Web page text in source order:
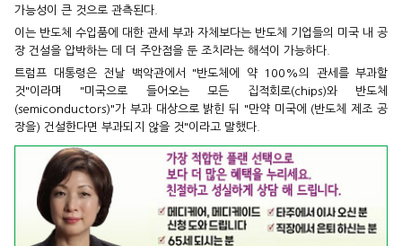
가능성이 큰 것으로 관측된다.
이는 반도체 수입품에 대한 관세 부과 자체보다는 반도체 기업들의 미국 내 공
장 건설을 압박하는 데 더 주안점을 둔 조치라는 해석이 가능하다.
트럼프 대통령은 전날 백악관에서 "반도체에 약 100%의 관세를 부과할
것"이라며 "미국으로 들어오는 모든 집적회로(chips)와 반도체
(semiconductors)"가 부과 대상으로 밝힌 뒤 "만약 미국에 (반도체 제조 공
장을) 건설한다면 부과되지 않을 것"이라고 말했다.